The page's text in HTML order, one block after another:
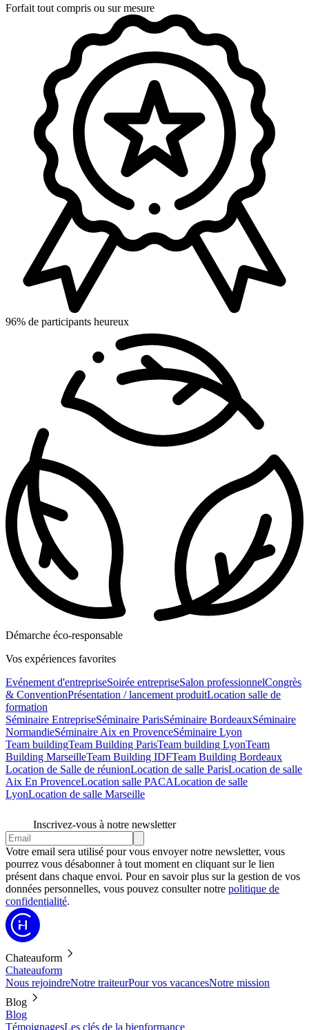
Forfait tout compris ou sur mesure
96% de participants heureux
Démarche éco-responsable
Vos expériences favorites
Evénement d'entrepriseSoirée entrepriseSalon professionnelCongrès
& ConventionPrésentation / lancement produitLocation salle de
formation
Séminaire EntrepriseSéminaire ParisSéminaire BordeauxSéminaire
NormandieSéminaire Aix en ProvenceSéminaire Lyon
Team buildingTeam Building ParisTeam building LyonTeam
Building MarseilleTeam Building IDFTeam Building Bordeaux
Location de Salle de réunionLocation de salle ParisLocation de salle
Aix En ProvenceLocation salle PACALocation de salle
LyonLocation de salle Marseille
Inscrivez-vous à notre newsletter
Votre email sera utilisé pour vous envoyer notre newsletter, vous
pourrez vous désabonner à tout moment en cliquant sur le lien
présent dans chaque envoi. Pour en savoir plus sur la gestion de vos
données personnelles, vous pouvez consulter notre politique de
confidentialité.
Chateauform
Chateauform
Nous rejoindreNotre traiteurPour vos vacancesNotre mission
Blog
Blog
TémoignagesLes clés de la bienformance